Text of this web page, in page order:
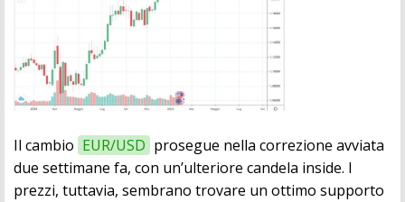
Il cambio EUR/USD prosegue nella correzione avviata
due settimane fa, con un’ulteriore candela inside. I
prezzi, tuttavia, sembrano trovare un ottimo supporto